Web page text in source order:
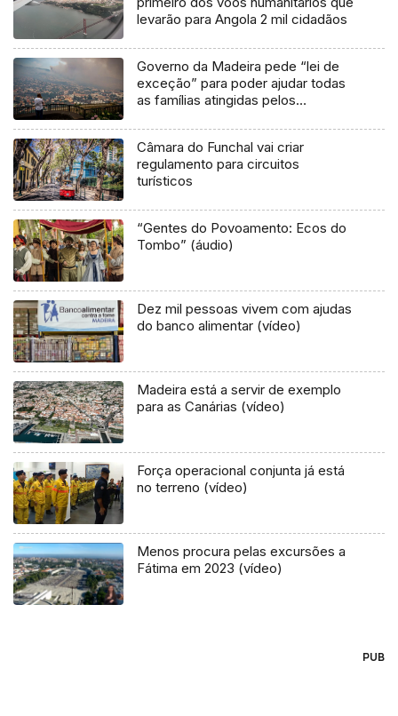
levarão para Angola 2 mil cidadãos
Governo da Madeira pede “lei de
exceção” para poder ajudar todas
as famílias atingidas pelos
Câmara do Funchal vai criar
regulamento para circuitos
turísticos
“Gentes do Povoamento: Ecos do
Tombo” (áudio)
Dez mil pessoas vivem com ajudas
do banco alimentar (vídeo)
Madeira está a servir de exemplo
para as Canárias (vídeo)
Força operacional conjunta já está
no terreno (vídeo)
Menos procura pelas excursões a
Fátima em 2023 (vídeo)
PUB